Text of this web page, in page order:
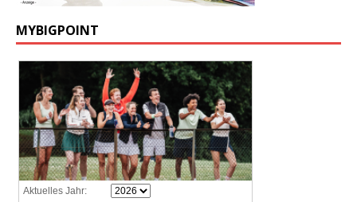
MYBIGPOINT